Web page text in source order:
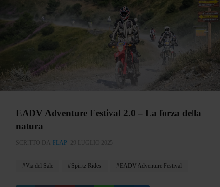
EADV Adventure Festival 2.0 – La forza della
natura
SCRITTO DA FLAP 29 LUGLIO 2025
Via del Sale Spiritz Rides EADV Adventure Festival